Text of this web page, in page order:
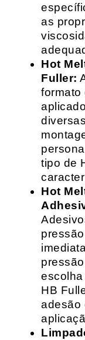
as
Hot
Fuller:
formato
tipo de
Hot
HB
adesão